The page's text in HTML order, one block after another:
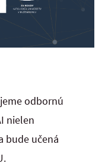
odbornú
nielen
bude učená